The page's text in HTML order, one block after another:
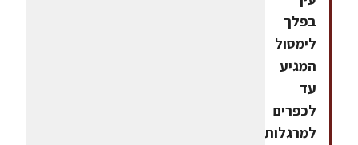
בפלך
לימסול
המגיע
עד
לכפרים
למרגלות